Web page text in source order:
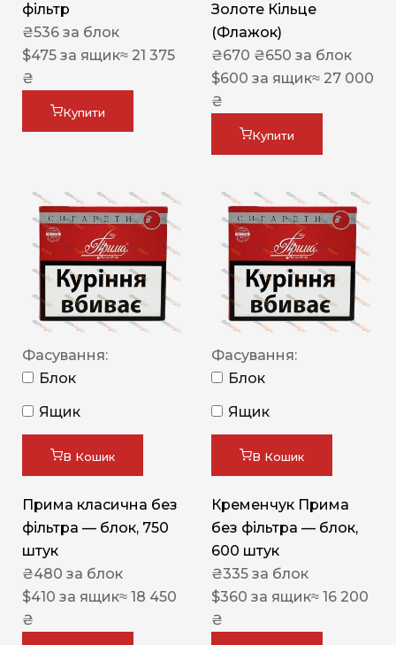
фільтр
₴536 за блок
$475 за ящик≈ 21 375
₴
Купити
Золоте Кільце
(Флажок)
₴670 ₴650 за блок
$600 за ящик≈ 27 000
₴
Купити
Фасування:
Блок
Ящик
В Кошик
Прима класична без
фільтра — блок, 750
штук
₴480 за блок
$410 за ящик≈ 18 450
₴
Фасування:
Блок
Ящик
В Кошик
Кременчук Прима
без фільтра — блок,
600 штук
₴335 за блок
$360 за ящик≈ 16 200
₴